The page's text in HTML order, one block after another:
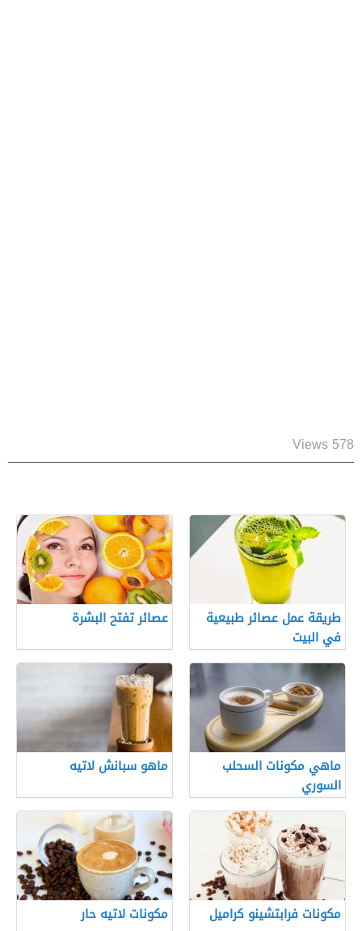
578 Views
طريقة عمل عصائر طبيعية
في البيت
عصائر تفتح البشرة
ماهي مكونات السحلب
السوري
ماهو سبانش لاتيه
مكونات فرابتشينو كراميل مكونات لاتيه حار